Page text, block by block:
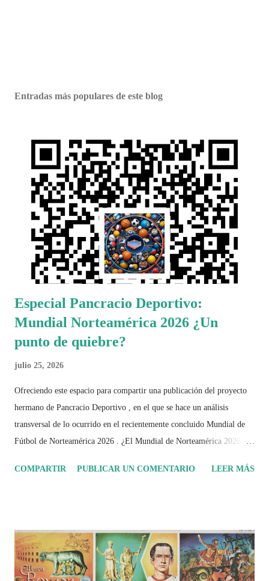
Entradas más populares de este blog
Especial Pancracio Deportivo:
Mundial Norteamérica 2026 ¿Un
punto de quiebre?
julio 25, 2026
Ofreciendo este espacio para compartir una publicación del proyecto
hermano de Pancracio Deportivo , en el que se hace un análisis
transversal de lo ocurrido en el recientemente concluido Mundial de
Fútbol de Norteamérica 2026 . ¿El Mundial de Norteamérica 2026 ha
el recorrido de cada selección con infografías inspiradas en la
2026 ¿Un punto de quiebre?" Este especial de Pancracio Deportivo no
busca decir únicamente quién ganó o quién perdió. Busca responder si
este Mundial marcó un antes y un después en la forma de entender el
COMPARTIR PUBLICAR UN COMENTARIO LEER MÁS